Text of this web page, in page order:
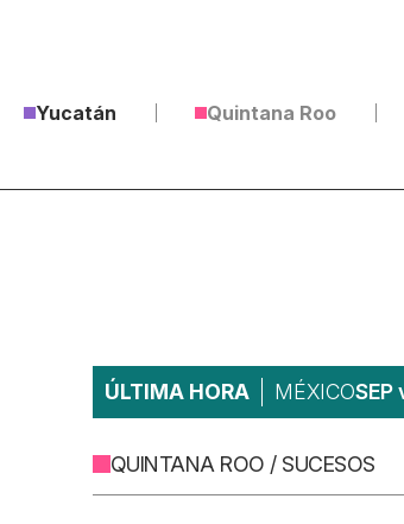
Yucatán Quintana Roo
ÚLTIMA HORA MÉXICO
QUINTANA ROO / SUCESOS